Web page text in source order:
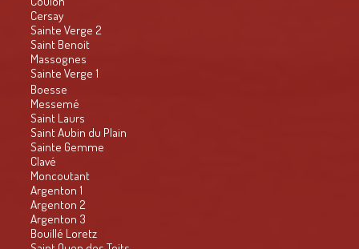
Cersay
Sainte Verge 2
Saint Benoit
Massognes
Sainte Verge 1
Boesse
Messemé
Saint Laurs
Saint Aubin du Plain
Sainte Gemme
Clavé
Moncoutant
Argenton 1
Argenton 2
Argenton 3
Bouillé Loretz